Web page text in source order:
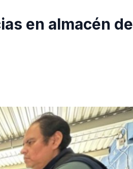
en almacén de